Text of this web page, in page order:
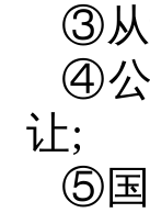
③从
④公
让;
⑤国